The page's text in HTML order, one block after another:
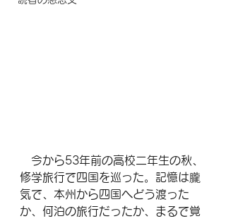
今から53年前の高校二年生の秋、
修学旅行で四国を巡った。記憶は朧
気で、本州から四国へどう渡った
か、何泊の旅行だったか、まるで覚